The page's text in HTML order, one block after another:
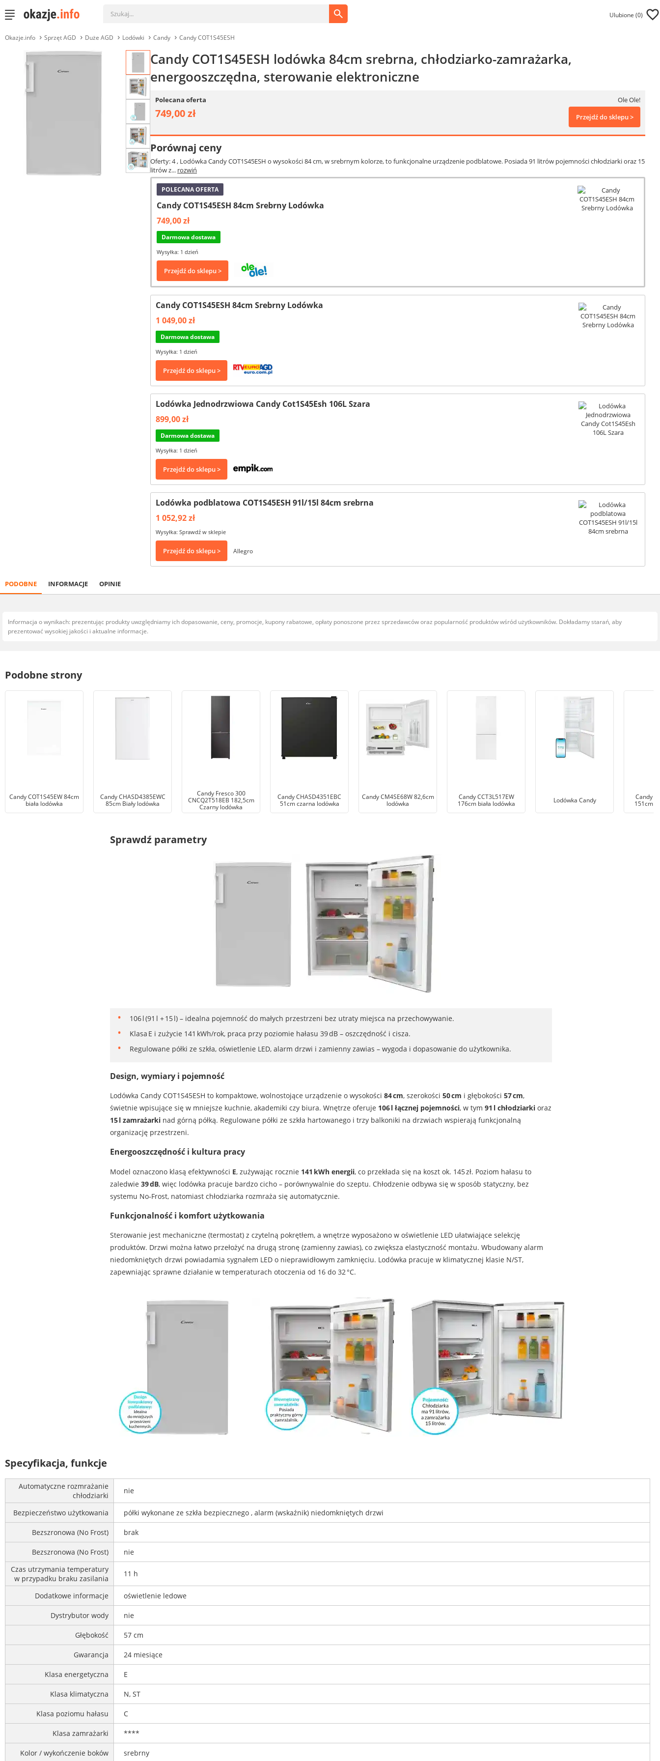
Ulubione (0)
Okazje.info Sprzęt AGD Duże AGD Lodówki Candy Candy COT1S45ESH
Candy COT1S45ESH lodówka 84cm srebrna, chłodziarko-zamrażarka,
energooszczędna, sterowanie elektroniczne
Polecana oferta Ole Ole!
749,00 zł Przejdź do sklepu >
Porównaj ceny
Oferty: 4, Lodówka Candy COT1S45ESH o wysokości 84 cm, w srebrnym kolorze, to funkcjonalne urządzenie podblatowe. Posiada 91 litrów pojemności chłodziarki oraz 15
litrów z... rozwiń
POLECANA OFERTA
Candy COT1S45ESH 84cm Srebrny Lodówka
749,00 zł
Darmowa dostawa
Wysyłka: 1 dzień
Przejdź do sklepu >
Candy COT1S45ESH 84cm Srebrny Lodówka
1 049,00 zł
Darmowa dostawa
Wysyłka: 1 dzień
Przejdź do sklepu >
Lodówka Jednodrzwiowa Candy Cot1S45Esh 106L Szara
899,00 zł
Darmowa dostawa
Wysyłka: 1 dzień
Przejdź do sklepu >
Lodówka podblatowa COT1S45ESH 91l/15l 84cm srebrna
1 052,92 zł
Wysyłka: Sprawdź w sklepie
Przejdź do sklepu > Allegro
PODOBNE INFORMACJE OPINIE
Informacja o wynikach: prezentując produkty uwzględniamy ich dopasowanie, ceny, promocje, kupony rabatowe, opłaty ponoszone przez sprzedawców oraz popularność produktów wśród użytkowników. Dokładamy starań, aby
prezentować wysokiej jakości i aktualne informacje.
Podobne strony
Candy COT1S45EW 84cm
biała lodówka
Candy CHASD4385EWC
85cm Biały lodówka
Candy Fresco 300
CNCQ2T518EB 182,5cm
Czarny lodówka
Candy CHASD4351EBC
51cm czarna lodówka
Candy CM4SE68W 82,6cm
lodówka
Candy CCT3L517EW
176cm biała lodówka
Lodówka Candy
Candy
151cm
Sprawdź parametry
106 l (91 l + 15 l) – idealna pojemność do małych przestrzeni bez utraty miejsca na przechowywanie.
Klasa E i zużycie 141 kWh/rok, praca przy poziomie hałasu 39 dB – oszczędność i cisza.
Regulowane półki ze szkła, oświetlenie LED, alarm drzwi i zamienny zawias – wygoda i dopasowanie do użytkownika.
Design, wymiary i pojemność
Lodówka Candy COT1S45ESH to kompaktowe, wolnostojące urządzenie o wysokości 84 cm, szerokości 50 cm i głębokości 57 cm,
świetnie wpisujące się w mniejsze kuchnie, akademiki czy biura. Wnętrze oferuje 106 l łącznej pojemności, w tym 91 l chłodziarkioraz
15 l zamrażarkinad górną półką. Regulowane półki ze szkła hartowanego i trzy balkoniki na drzwiach wspierają funkcjonalną
organizację przestrzeni.
Energooszczędność i kultura pracy
Model oznaczono klasą efektywności E, zużywając rocznie 141 kWh energii, co przekłada się na koszt ok. 145 zł. Poziom hałasu to
zaledwie 39 dB, więc lodówka pracuje bardzo cicho – porównywalnie do szeptu. Chłodzenie odbywa się w sposób statyczny, bez
systemu No‑Frost, natomiast chłodziarka rozmraża się automatycznie.
Funkcjonalność i komfort użytkowania
Sterowanie jest mechaniczne (termostat) z czytelną pokrętłem, a wnętrze wyposażono w oświetlenie LED ułatwiające selekcję
produktów. Drzwi można łatwo przełożyć na drugą stronę (zamienny zawias), co zwiększa elastyczność montażu. Wbudowany alarm
niedomkniętych drzwi powiadamia sygnałem LED o nieprawidłowym zamknięciu. Lodówka pracuje w klimatycznej klasie N/ST,
zapewniając sprawne działanie w temperaturach otoczenia od 16 do 32 °C.
Specyfikacja, funkcje
Automatyczne rozmrażanie
chłodziarki
nie
Bezpieczeństwo użytkowania półki wykonane ze szkła bezpiecznego , alarm (wskaźnik) niedomkniętych drzwi
Bezszronowa (No Frost) brak
Bezszronowa (No Frost)
nie
Czas utrzymania temperatury
w przypadku braku zasilania
11 h
Dodatkowe informacje oświetlenie ledowe
Dystrybutor wody nie
Głębokość 57 cm
Gwarancja 24 miesiące
Klasa energetyczna E
Klasa klimatyczna N, ST
Klasa poziomu hałasu C
Klasa zamrażarki ****
Kolor / wykończenie boków srebrny